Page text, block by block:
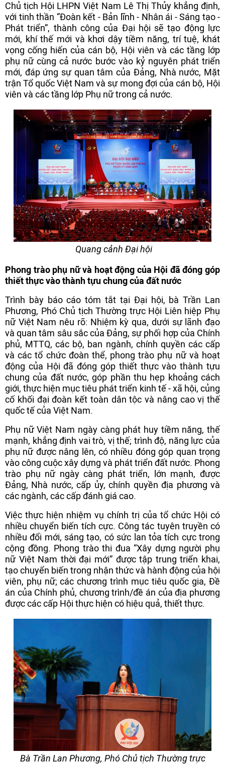
Chủ tịch Hội LHPN Việt Nam Lê Thị Thủy khẳng định,
với tinh thần “Đoàn kết - Bản lĩnh - Nhân ái - Sáng tạo -
Phát triển”, thành công của Đại hội sẽ tạo động lực
mới, khí thế mới và khơi dậy tiềm năng, trí tuệ, khát
vọng cống hiến của cán bộ, Hội viên và các tầng lớp
phụ nữ cùng cả nước bước vào kỷ nguyên phát triển
mới, đáp ứng sự quan tâm của Đảng, Nhà nước, Mặt
trận Tổ quốc Việt Nam và sự mong đợi của cán bộ, Hội
viên và các tầng lớp Phụ nữ trong cả nước.
Quang cảnh Đại hội
Phong trào phụ nữ và hoạt động của Hội đã đóng góp
thiết thực vào thành tựu chung của đất nước
Trình bày báo cáo tóm tắt tại Đại hội, bà Trần Lan
Phương, Phó Chủ tịch Thường trực Hội Liên hiệp Phụ
nữ Việt Nam nêu rõ: Nhiệm kỳ qua, dưới sự lãnh đạo
và quan tâm sâu sắc của Đảng, sự phối hợp của Chính
phủ, MTTQ, các bộ, ban ngành, chính quyền các cấp
và các tổ chức đoàn thể, phong trào phụ nữ và hoạt
động của Hội đã đóng góp thiết thực vào thành tựu
chung của đất nước, góp phần thu hẹp khoảng cách
giới, thực hiện mục tiêu phát triển kinh tế - xã hội, củng
cố khối đại đoàn kết toàn dân tộc và nâng cao vị thế
quốc tế của Việt Nam.
Phụ nữ Việt Nam ngày càng phát huy tiềm năng, thế
mạnh, khẳng định vai trò, vị thế; trình độ, năng lực của
phụ nữ được nâng lên, có nhiều đóng góp quan trọng
vào công cuộc xây dựng và phát triển đất nước. Phong
trào phụ nữ ngày càng phát triển, lớn mạnh, được
Đảng, Nhà nước, cấp ủy, chính quyền địa phương và
các ngành, các cấp đánh giá cao.
Việc thực hiện nhiệm vụ chính trị của tổ chức Hội có
nhiều chuyển biến tích cực. Công tác tuyên truyền có
nhiều đổi mới, sáng tạo, có sức lan tỏa tích cực trong
cộng đồng. Phong trào thi đua “Xây dựng người phụ
nữ Việt Nam thời đại mới” được tập trung triển khai,
tạo chuyển biến trong nhận thức và hành động của hội
viên, phụ nữ; các chương trình mục tiêu quốc gia, Đề
án của Chính phủ, chương trình/đề án của địa phương
được các cấp Hội thực hiện có hiệu quả, thiết thực.
Bà Trần Lan Phương, Phó Chủ tịch Thường trực